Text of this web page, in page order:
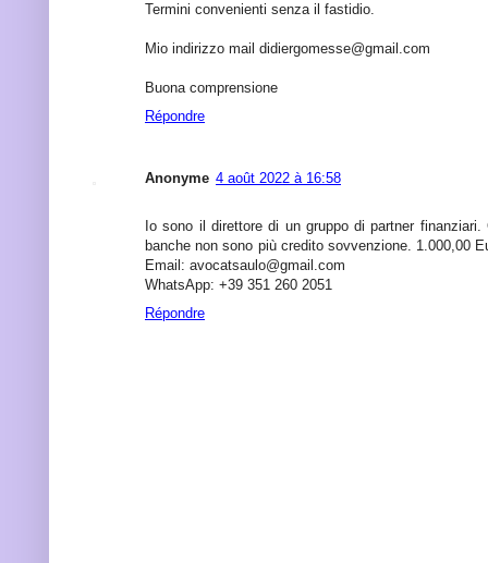
Termini convenienti senza il fastidio.
Mio indirizzo mail didiergomesse@gmail.com
Buona comprensione
Répondre
Anonyme 4 août 2022 à 16:58
Io sono il direttore di un gruppo di partner
banche non sono più credito sovvenzione. 1.000,00
Email: avocatsaulo@gmail.com
WhatsApp: +39 351 260 2051
Répondre